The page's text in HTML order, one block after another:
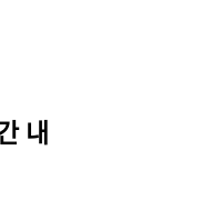
내